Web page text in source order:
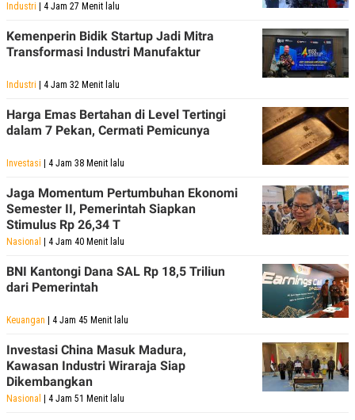
Industri | 4 Jam 27 Menit lalu
Kemenperin Bidik Startup Jadi Mitra
Transformasi Industri Manufaktur
Industri | 4 Jam 32 Menit lalu
Harga Emas Bertahan di Level Tertingi
dalam 7 Pekan, Cermati Pemicunya
Investasi | 4 Jam 38 Menit lalu
Jaga Momentum Pertumbuhan Ekonomi
Semester II, Pemerintah Siapkan
Stimulus Rp 26,34 T
Nasional | 4 Jam 40 Menit lalu
BNI Kantongi Dana SAL Rp 18,5 Triliun
dari Pemerintah
Keuangan | 4 Jam 45 Menit lalu
Investasi China Masuk Madura,
Kawasan Industri Wiraraja Siap
Dikembangkan
Nasional | 4 Jam 51 Menit lalu